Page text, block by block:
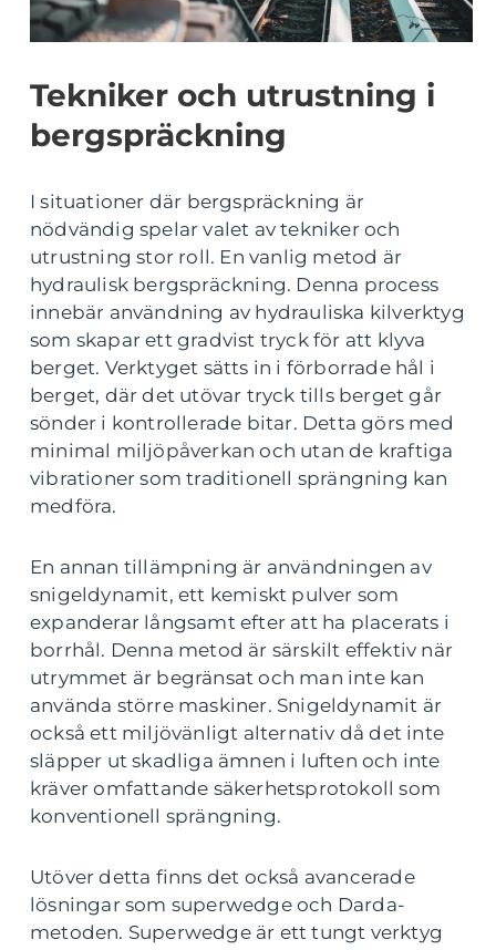
Tekniker och utrustning i
bergspräckning
I situationer där bergspräckning är
nödvändig spelar valet av tekniker och
utrustning stor roll. En vanlig metod är
hydraulisk bergspräckning. Denna process
innebär användning av hydrauliska kilverktyg
som skapar ett gradvist tryck för att klyva
berget. Verktyget sätts in i förborrade hål i
berget, där det utövar tryck tills berget går
sönder i kontrollerade bitar. Detta görs med
minimal miljöpåverkan och utan de kraftiga
vibrationer som traditionell sprängning kan
medföra.
En annan tillämpning är användningen av
snigeldynamit, ett kemiskt pulver som
expanderar långsamt efter att ha placerats i
borrhål. Denna metod är särskilt effektiv när
utrymmet är begränsat och man inte kan
använda större maskiner. Snigeldynamit är
också ett miljövänligt alternativ då det inte
släpper ut skadliga ämnen i luften och inte
kräver omfattande säkerhetsprotokoll som
konventionell sprängning.
Utöver detta finns det också avancerade
lösningar som superwedge och Darda-
metoden. Superwedge är ett tungt verktyg